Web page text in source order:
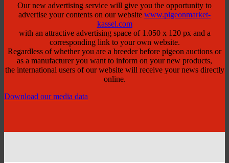
Our new advertising service will give you the opportunity to
advertise your contents on our website www.pigeonmarket-
kassel.com
with an attractive advertising space of 1.050 x 120 px and a
corresponding link to your own website.
Regardless of whether you are a breeder before pigeon auctions or
as a manufacturer you want to inform on your new products,
the international users of our website will receive your news directly
online.
Download our media data